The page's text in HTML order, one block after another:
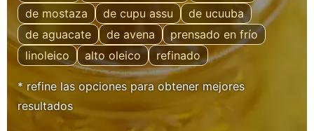
de mostaza
de cupu assu
de ucuuba
de aguacate
de avena
prensado en frío
linoleico
alto oleico refinado
* refine las opciones para obtener mejores
resultados